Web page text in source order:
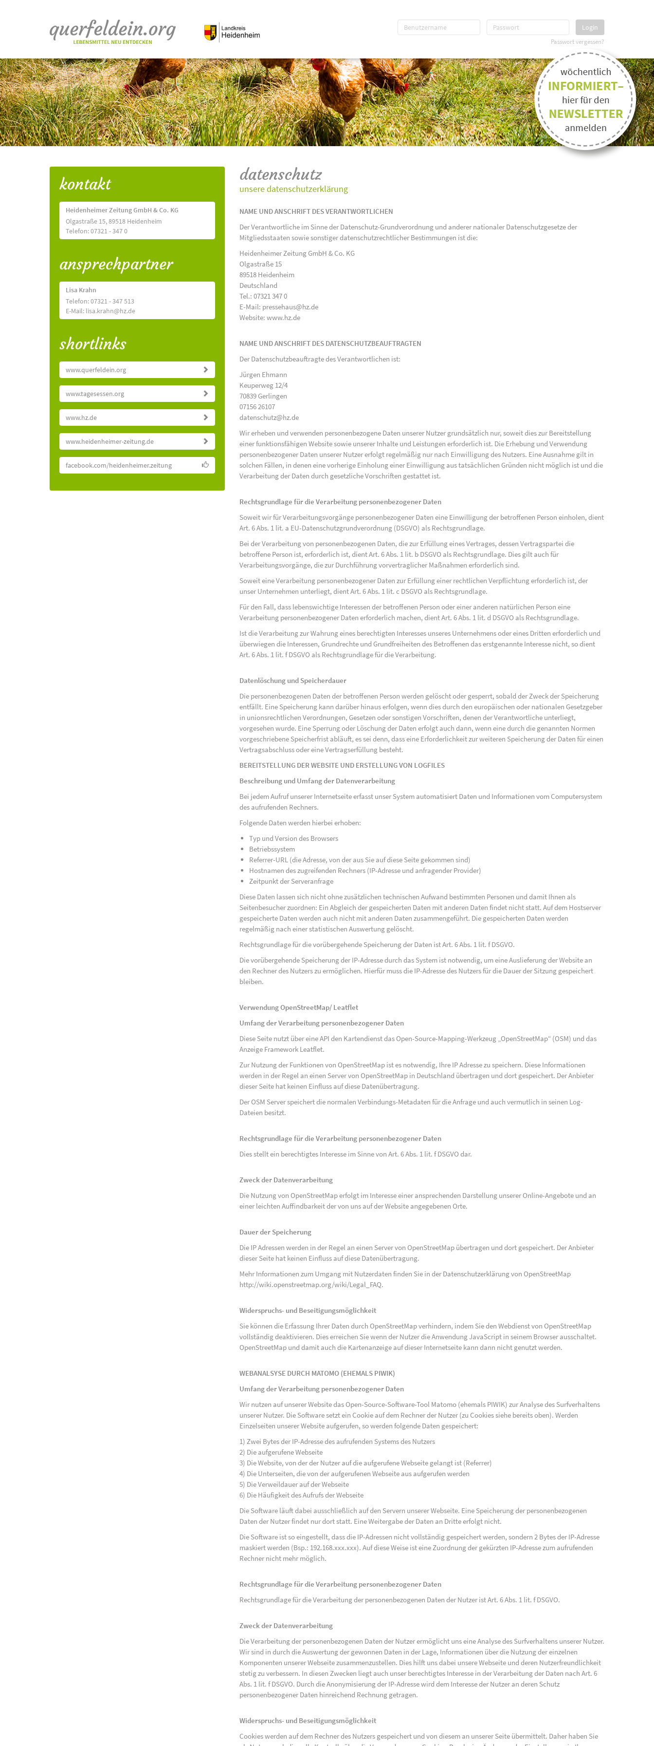
Login
Passwort vergessen?
kontakt
Heidenheimer Zeitung GmbH & Co. KG
Olgastraße 15, 89518 Heidenheim
Telefon: 07321 - 347 0
ansprechpartner
Lisa Krahn
Telefon: 07321 - 347 513
E-Mail: lisa.krahn@hz.de
shortlinks
www.querfeldein.org
www.tagesessen.org
www.hz.de
www.heidenheimer-zeitung.de
facebook.com/heidenheimer.zeitung
datenschutz
unsere datenschutzerklärung
NAME UND ANSCHRIFT DES VERANTWORTLICHEN
Der Verantwortliche im Sinne der Datenschutz-Grundverordnung und anderer nationaler Datenschutzgesetze der
Mitgliedsstaaten sowie sonstiger datenschutzrechtlicher Bestimmungen ist die:
Heidenheimer Zeitung GmbH & Co. KG
Olgastraße 15
89518 Heidenheim
Deutschland
Tel.: 07321 347 0
E-Mail: pressehaus@hz.de
Website: www.hz.de
NAME UND ANSCHRIFT DES DATENSCHUTZBEAUFTRAGTEN
Der Datenschutzbeauftragte des Verantwortlichen ist:
Jürgen Ehmann
Keuperweg 12/4
70839 Gerlingen
07156 26107
datenschutz@hz.de
Wir erheben und verwenden personenbezogene Daten unserer Nutzer grundsätzlich nur, soweit dies zur Bereitstellung
einer funktionsfähigen Website sowie unserer Inhalte und Leistungen erforderlich ist. Die Erhebung und Verwendung
personenbezogener Daten unserer Nutzer erfolgt regelmäßig nur nach Einwilligung des Nutzers. Eine Ausnahme gilt in
solchen Fällen, in denen eine vorherige Einholung einer Einwilligung aus tatsächlichen Gründen nicht möglich ist und die
Verarbeitung der Daten durch gesetzliche Vorschriften gestattet ist.
Rechtsgrundlage für die Verarbeitung personenbezogener Daten
Soweit wir für Verarbeitungsvorgänge personenbezogener Daten eine Einwilligung der betroffenen Person einholen, dient
Art. 6 Abs. 1 lit. a EU-Datenschutzgrundverordnung (DSGVO) als Rechtsgrundlage.
Bei der Verarbeitung von personenbezogenen Daten, die zur Erfüllung eines Vertrages, dessen Vertragspartei die
betroffene Person ist, erforderlich ist, dient Art. 6 Abs. 1 lit. b DSGVO als Rechtsgrundlage. Dies gilt auch für
Verarbeitungsvorgänge, die zur Durchführung vorvertraglicher Maßnahmen erforderlich sind.
Soweit eine Verarbeitung personenbezogener Daten zur Erfüllung einer rechtlichen Verpflichtung erforderlich ist, der
unser Unternehmen unterliegt, dient Art. 6 Abs. 1 lit. c DSGVO als Rechtsgrundlage.
Für den Fall, dass lebenswichtige Interessen der betroffenen Person oder einer anderen natürlichen Person eine
Verarbeitung personenbezogener Daten erforderlich machen, dient Art. 6 Abs. 1 lit. d DSGVO als Rechtsgrundlage.
Ist die Verarbeitung zur Wahrung eines berechtigten Interesses unseres Unternehmens oder eines Dritten erforderlich und
überwiegen die Interessen, Grundrechte und Grundfreiheiten des Betroffenen das erstgenannte Interesse nicht, so dient
Art. 6 Abs. 1 lit. f DSGVO als Rechtsgrundlage für die Verarbeitung.
Datenlöschung und Speicherdauer
Die personenbezogenen Daten der betroffenen Person werden gelöscht oder gesperrt, sobald der Zweck der Speicherung
entfällt. Eine Speicherung kann darüber hinaus erfolgen, wenn dies durch den europäischen oder nationalen Gesetzgeber
in unionsrechtlichen Verordnungen, Gesetzen oder sonstigen Vorschriften, denen der Verantwortliche unterliegt,
vorgesehen wurde. Eine Sperrung oder Löschung der Daten erfolgt auch dann, wenn eine durch die genannten Normen
vorgeschriebene Speicherfrist abläuft, es sei denn, dass eine Erforderlichkeit zur weiteren Speicherung der Daten für einen
Vertragsabschluss oder eine Vertragserfüllung besteht.
BEREITSTELLUNG DER WEBSITE UND ERSTELLUNG VON LOGFILES
Beschreibung und Umfang der Datenverarbeitung
Bei jedem Aufruf unserer Internetseite erfasst unser System automatisiert Daten und Informationen vom Computersystem
des aufrufenden Rechners.
Folgende Daten werden hierbei erhoben:
Typ und Version des Browsers
Betriebssystem
Referrer-URL (die Adresse, von der aus Sie auf diese Seite gekommen sind)
Hostnamen des zugreifenden Rechners (IP-Adresse und anfragender Provider)
Zeitpunkt der Serveranfrage
Diese Daten lassen sich nicht ohne zusätzlichen technischen Aufwand bestimmten Personen und damit Ihnen als
Seitenbesucher zuordnen: Ein Abgleich der gespeicherten Daten mit anderen Daten findet nicht statt. Auf dem Hostserver
gespeicherte Daten werden auch nicht mit anderen Daten zusammengeführt. Die gespeicherten Daten werden
regelmäßig nach einer statistischen Auswertung gelöscht.
Rechtsgrundlage für die vorübergehende Speicherung der Daten ist Art. 6 Abs. 1 lit. f DSGVO.
Die vorübergehende Speicherung der IP-Adresse durch das System ist notwendig, um eine Auslieferung der Website an
den Rechner des Nutzers zu ermöglichen. Hierfür muss die IP-Adresse des Nutzers für die Dauer der Sitzung gespeichert
bleiben.
Verwendung OpenStreetMap/ Leatflet
Umfang der Verarbeitung personenbezogener Daten
Diese Seite nutzt über eine API den Kartendienst das Open-Source-Mapping-Werkzeug „OpenStreetMap“ (OSM) und das
Anzeige Framework Leatflet.
Zur Nutzung der Funktionen von OpenStreetMap ist es notwendig, Ihre IP Adresse zu speichern. Diese Informationen
werden in der Regel an einen Server von OpenStreetMap in Deutschland übertragen und dort gespeichert. Der Anbieter
dieser Seite hat keinen Einfluss auf diese Datenübertragung.
Der OSM Server speichert die normalen Verbindungs-Metadaten für die Anfrage und auch vermutlich in seinen Log-
Dateien besitzt.
Rechtsgrundlage für die Verarbeitung personenbezogener Daten
Dies stellt ein berechtigtes Interesse im Sinne von Art. 6 Abs. 1 lit. f DSGVO dar.
Zweck der Datenverarbeitung
Die Nutzung von OpenStreetMap erfolgt im Interesse einer ansprechenden Darstellung unserer Online-Angebote und an
einer leichten Auffindbarkeit der von uns auf der Website angegebenen Orte.
Dauer der Speicherung
Die IP Adressen werden in der Regel an einen Server von OpenStreetMap übertragen und dort gespeichert. Der Anbieter
dieser Seite hat keinen Einfluss auf diese Datenübertragung.
Mehr Informationen zum Umgang mit Nutzerdaten finden Sie in der Datenschutzerklärung von OpenStreetMap
http://wiki.openstreetmap.org/wiki/Legal_FAQ.
Widerspruchs- und Beseitigungsmöglichkeit
Sie können die Erfassung Ihrer Daten durch OpenStreetMap verhindern, indem Sie den Webdienst von OpenStreetMap
vollständig deaktivieren. Dies erreichen Sie wenn der Nutzer die Anwendung JavaScript in seinem Browser ausschaltet.
OpenStreetMap und damit auch die Kartenanzeige auf dieser Internetseite kann dann nicht genutzt werden.
WEBANALSYSE DURCH MATOMO (EHEMALS PIWIK)
Umfang der Verarbeitung personenbezogener Daten
Wir nutzen auf unserer Website das Open-Source-Software-Tool Matomo (ehemals PIWIK) zur Analyse des Surfverhaltens
unserer Nutzer. Die Software setzt ein Cookie auf dem Rechner der Nutzer (zu Cookies siehe bereits oben). Werden
Einzelseiten unserer Website aufgerufen, so werden folgende Daten gespeichert:
1) Zwei Bytes der IP-Adresse des aufrufenden Systems des Nutzers
2) Die aufgerufene Webseite
3) Die Website, von der der Nutzer auf die aufgerufene Webseite gelangt ist (Referrer)
4) Die Unterseiten, die von der aufgerufenen Webseite aus aufgerufen werden
5) Die Verweildauer auf der Webseite
6) Die Häufigkeit des Aufrufs der Webseite
Die Software läuft dabei ausschließlich auf den Servern unserer Webseite. Eine Speicherung der personenbezogenen
Daten der Nutzer findet nur dort statt. Eine Weitergabe der Daten an Dritte erfolgt nicht.
Die Software ist so eingestellt, dass die IP-Adressen nicht vollständig gespeichert werden, sondern 2 Bytes der IP-Adresse
maskiert werden (Bsp.: 192.168.xxx.xxx). Auf diese Weise ist eine Zuordnung der gekürzten IP-Adresse zum aufrufenden
Rechner nicht mehr möglich.
Rechtsgrundlage für die Verarbeitung personenbezogener Daten
Rechtsgrundlage für die Verarbeitung der personenbezogenen Daten der Nutzer ist Art. 6 Abs. 1 lit. f DSGVO.
Zweck der Datenverarbeitung
Die Verarbeitung der personenbezogenen Daten der Nutzer ermöglicht uns eine Analyse des Surfverhaltens unserer Nutzer.
Wir sind in durch die Auswertung der gewonnen Daten in der Lage, Informationen über die Nutzung der einzelnen
Komponenten unserer Webseite zusammenzustellen. Dies hilft uns dabei unsere Webseite und deren Nutzerfreundlichkeit
stetig zu verbessern. In diesen Zwecken liegt auch unser berechtigtes Interesse in der Verarbeitung der Daten nach Art. 6
Abs. 1 lit. f DSGVO. Durch die Anonymisierung der IP-Adresse wird dem Interesse der Nutzer an deren Schutz
personenbezogener Daten hinreichend Rechnung getragen.
Widerspruchs- und Beseitigungsmöglichkeit
Cookies werden auf dem Rechner des Nutzers gespeichert und von diesem an unserer Seite übermittelt. Daher haben Sie